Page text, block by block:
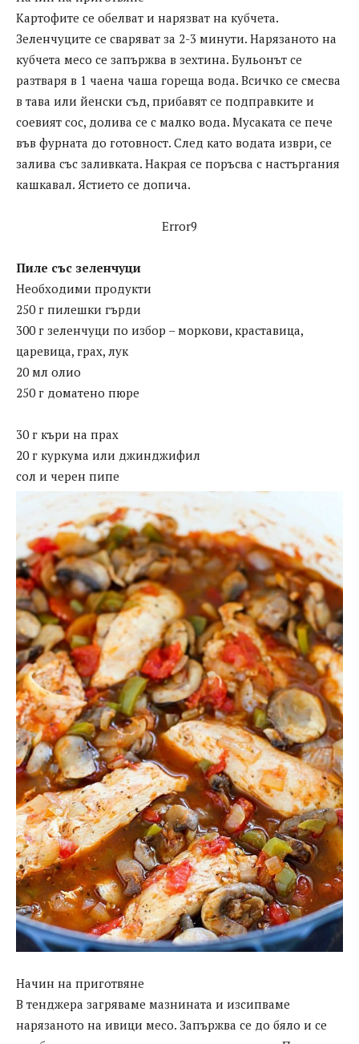
Картофите се обелват и нарязват на кубчета.
Зеленчуците се сваряват за 2-3 минути. Нарязаното на
кубчета месо се запържва в зехтина. Бульонът се
разтваря в 1 чаена чаша гореща вода. Всичко се смесва
в тава или йенски съд, прибавят се подправките и
соевият сос, долива се с малко вода. Мусаката се пече
във фурната до готовност. След като водата изври, се
залива със заливката. Накрая се поръсва с настъргания
кашкавал. Ястието се допича.
Error9
Пиле със зеленчуци
Необходими продукти
250 г пилешки гърди
300 г зеленчуци по избор – моркови, краставица,
царевица, грах, лук
20 мл олио
250 г доматено пюре
30 г къри на прах
20 г куркума или джинджифил
сол и черен пипе
Начин на приготвянe
В тенджера загряваме мазнината и изсипваме
нарязаното на ивици месо. Запържва се до бяло и се